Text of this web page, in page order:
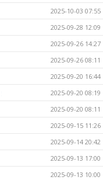
2025-10-03 07:55
2025-09-28 12:09
2025-09-26 14:27
2025-09-26 08:11
2025-09-20 16:44
2025-09-20 08:19
2025-09-20 08:11
2025-09-15 11:26
2025-09-14 20:42
2025-09-13 17:00
2025-09-13 10:00